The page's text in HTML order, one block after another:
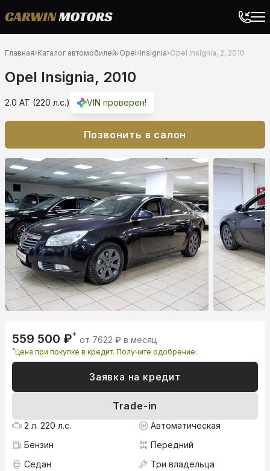
Главная›Каталог автомобилей›Opel›Insignia›Opel Insignia, 2, 2010
Opel Insignia, 2010
2.0 AT (220 л.с.) VIN проверен!
Позвонить в салон
559 500 ₽* от 7622 ₽ в месяц
*Цена при покупке в кредит. Получите одобрение:
Заявка на кредит
Trade-in
2 л. 220 л.с.
Автоматическая
Бензин
Передний
Седан
Три владельца